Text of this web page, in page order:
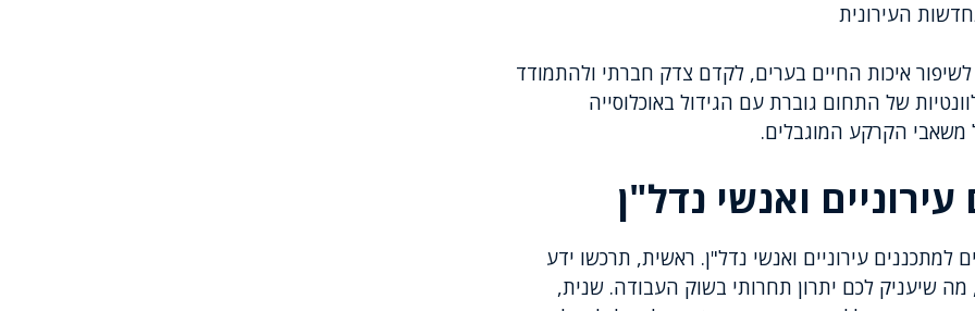
העירונית
איכות החיים בערים, לקדם צדק חברתי ולהתמודד
של התחום גוברת עם הגידול באוכלוסייה
משאבי הקרקע המוגבלים.
ואנשי נדל"ן
עירוניים ואנשי נדל"ן. ראשית, תרכשו ידע
מה שיעניק לכם יתרון תחרותי בשוק העבודה. שנית,